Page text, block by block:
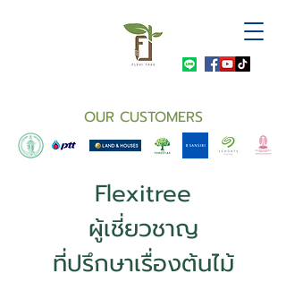
OUR CUSTOMERS
Flexitree
ผู้เชี่ยวชาญ
ที่ปรึกษาเรื่องต้นไม้